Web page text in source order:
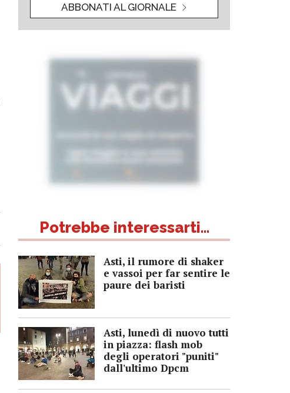
ABBONATI AL GIORNALE
Potrebbe interessarti...
Asti, il rumore di shaker
e vassoi per far sentire le
paure dei baristi
Asti, lunedì di nuovo tutti
in piazza: flash mob
degli operatori "puniti"
dall'ultimo Dpcm